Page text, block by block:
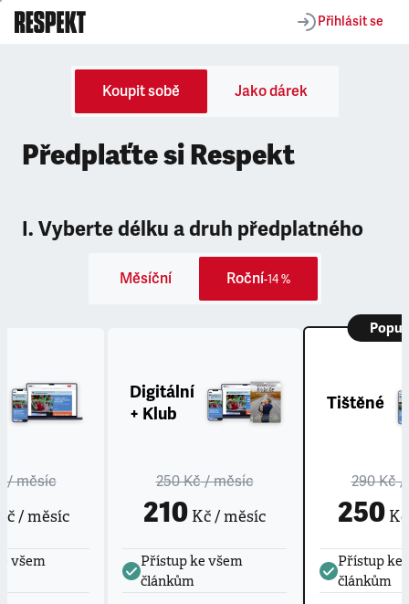
Přihlásit se
Koupit sobě Jako dárek
Předplaťte si Respekt
I. Vyberte délku a druh předplatného
Měsíční Roční-14 %
/ měsíc
/ měsíc
všem
Digitální
+ Klub
250 Kč/ měsíc
210 Kč / měsíc
Přístup ke všem
článkům
Tištěné
290 Kč/
250Kč
Přístup ke
článkům